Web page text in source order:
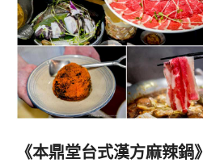
《本鼎堂台式漢方麻辣鍋》